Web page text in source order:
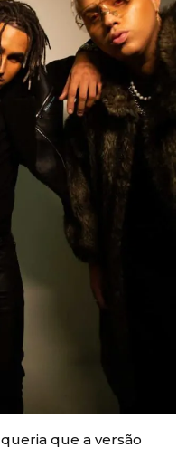
queria que a versão